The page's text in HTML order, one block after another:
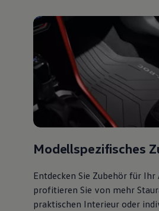
Modellspezifisches
Entdecken Sie Zubehör für Ihr
profitieren Sie von mehr
praktischen Interieur oder